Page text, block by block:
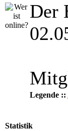
Der
Legende ::
Statistik